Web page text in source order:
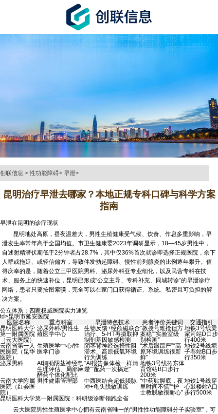
创联信息 >性功能障碍> 早泄>
昆明治疗早泄去哪家？本地正规专科口碑与科学方案
指南
早泄在昆明的诊疗现状
昆明地处高原，昼夜温差大，男性生殖健康受气候、饮食、作息多重影响，早
泄发生率常年高于全国均值。市卫生健康委2023年调研显示，18—45岁男性中，
自述射精潜伏期低于2分钟者占28.7%，其中仅36%首次就诊即选择正规医院，余下
人群或拖延、或轻信偏方，导致伴发勃起障碍、慢性前列腺炎的比例逐年攀升。值
得庆幸的是，随着公立三甲医院男科、泌尿外科亚专业细化，以及民营专科在技
术、服务上的快速补位，昆明已形成“公立主导、专科补充、同城转诊”的早泄诊疗
网络，患者只要按图索骥，完全可以在家门口获得循证、系统、私密且可负担的解
决方案。
公立体系：四家权威医院实力速览
td>昆明市延安医院
医院名称
重点科室 早泄特色技术 患者评价关键词
交通指引
昆明医科大学
第一附属医院
（云大医院）
泌尿外科/男性生
殖医学中心
生物反馈+经颅磁联合
治疗、5-HT再摄取抑
制剂基因敏感检测
“教授号难抢但方
案稳”“实验室级
别检测”
地铁3号线梁
家河站D口步
行400米
云南省第一人
民医院（昆华
医院）
生殖医学中心/性
医学门诊
阴茎背神经选择性阻
滞术、高原低氧环境
行为训练
“术后跟踪严”“高
原环境训练很新
鲜”
地铁2号线塘
子巷站B口步
行350米
泌尿男科
AI辅助阴茎神经电
生理评估、局部麻
醉药个体化配比
“AI报告像体检一样清
楚”“配药一次搞定”
地铁3号线拓东体
育馆站B口步行
200米
云南大学附属
医院（红会医
院）
男性健康管理部
中西医结合超低频脉
冲+龟头脱敏训练
“中药贴脚底，夜
里时间不慌”“护
士教脱敏很耐心”
地铁1号线穿
心鼓楼站A口
步行500米
昆明医科大学第一附属医院：科研级诊断领跑全省
云大医院男性生殖医学中心拥有云南省唯一的“男性性功能障碍分子实验室”，可